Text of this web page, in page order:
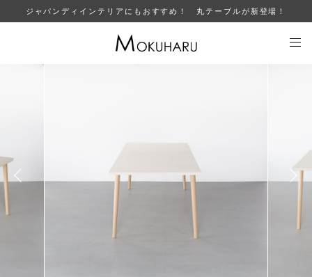
ジャパンディインテリアにもおすすめ！ 丸テーブルが新登場！